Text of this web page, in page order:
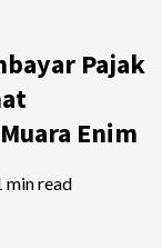
Pajak
Enim
min read